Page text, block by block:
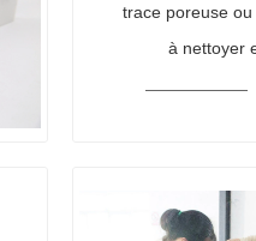
trace poreuse
à nettoyer